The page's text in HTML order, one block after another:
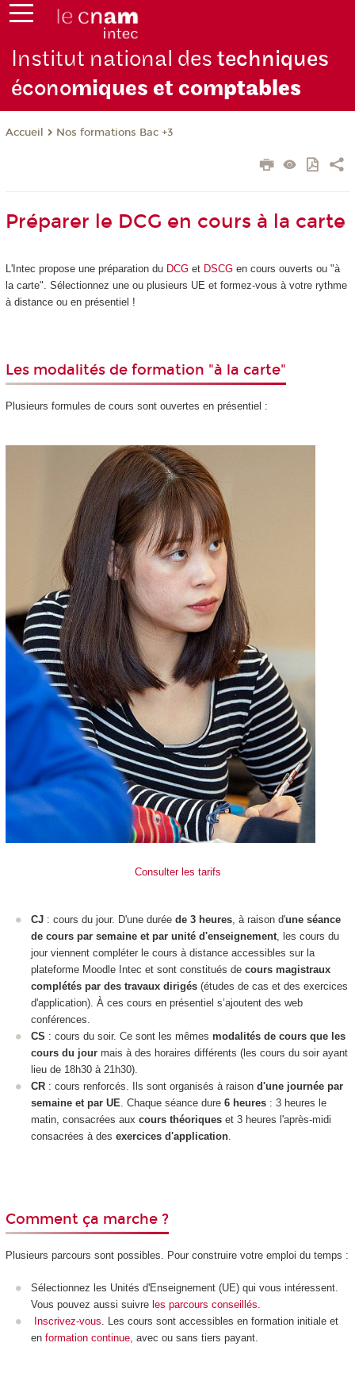
Institut national destechniques
économiques et comptables
Accueil Nos formations Bac +3
Préparer le DCG en cours à la carte
L'Intec propose une préparation du DCGet DSCGen cours ouverts ou "à
la carte". Sélectionnez une ou plusieurs UE et formez-vous à votre rythme
à distance ou en présentiel !
Les modalités de formation "à la carte"
Plusieurs formules de cours sont ouvertes en présentiel :
Consulter les tarifs
CJ : cours du jour. D'une durée de 3 heures , à raison d'une séance
de cours par semaine et par unité d'enseignement , les cours du
jour viennent compléter le cours à distance accessibles sur la
plateforme Moodle Intec et sont constitués de cours magistraux
complétés par des travaux dirigés (études de cas et des exercices
d'application). À ces cours en présentiel s’ajoutent des web
conférences.
CS : cours du soir. Ce sont les mêmes modalités de cours que les
cours du jour mais à des horaires différents (les cours du soir ayant
lieu de 18h30 à 21h30).
CR : cours renforcés. Ils sont organisés à raison d'une journée par
semaine et par UE . Chaque séance dure 6 heures : 3 heures le
matin, consacrées aux cours théoriques et 3 heures l'après-midi
consacrées à des exercices d'application
Comment ça marche ?
Plusieurs parcours sont possibles. Pour construire votre emploi du temps :
Sélectionnez les Unités d'Enseignement (UE) qui vous intéressent.
Vous pouvez aussi suivre les parcours conseillés
Inscrivez-vous . Les cours sont accessibles en formation initiale et
en formation continue, avec ou sans tiers payant.